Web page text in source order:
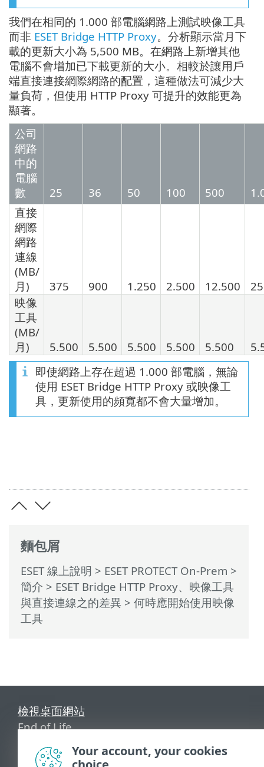
麵包屑
ESET 線上說明 > ESET PROTECT On-Prem >
簡介 > ESET Bridge HTTP Proxy、映像工具
與直接連線之的差異 > 何時應開始使用映像
工具
我們在相同的 1.000 部電腦網路上測試映像工具
而非 ESET Bridge HTTP Proxy。分析顯示當月下
載的更新大小為 5,500 MB。在網路上新增其他
電腦不會增加已下載更新的大小。相較於讓用戶
端直接連接網際網路的配置，這種做法可減少大
量負荷，但使用 HTTP Proxy 可提升的效能更為
顯著。
公司
網路
中的
電腦
數
25 36 50 100 500
直接
網際
網路
連線
(MB/
月)
375 900 1.250 2.500 12.500
映像
工具
(MB/
月)
5.500 5.500 5.500 5.500 5.500
即使網路上存在超過 1.000 部電腦，無論
使用 ESET Bridge HTTP Proxy 或映像工
具，更新使用的頻寬都不會大量增加。
檢視桌面網站
End of Life
ESET 論壇
Your account, your cookies